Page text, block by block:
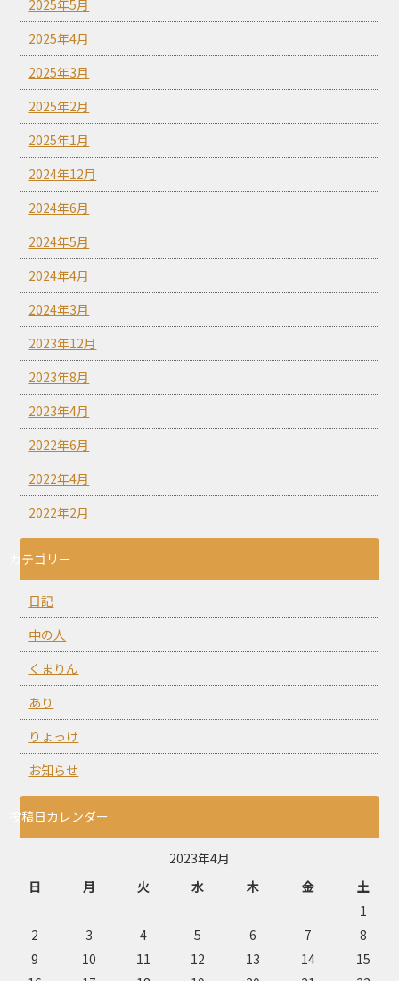
2025年5月
2025年4月
2025年3月
2025年2月
2025年1月
2024年12月
2024年6月
2024年5月
2024年4月
2024年3月
2023年12月
2023年8月
2023年4月
2022年6月
2022年4月
2022年2月
カテゴリー
日記
中の人
くまりん
あり
りょっけ
お知らせ
投稿日カレンダー
2023年4月
日
月 火 水 木 金
土
1
2
3 4 5 6 7
8
9
10 11 12 13 14
15